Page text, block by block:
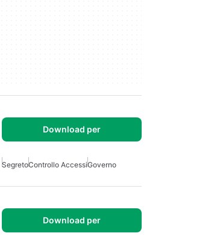
Download per
SegretoControllo AccessiGoverno
Download per